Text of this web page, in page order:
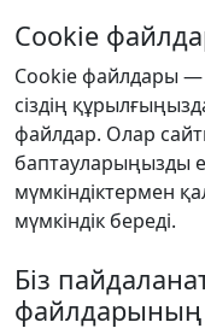
Cookie
Cookie файлдары —
сіздің
файлдар. Олар
баптауларыңызды
мүмкіндіктермен
мүмкіндік береді.
Біз
файлдарының